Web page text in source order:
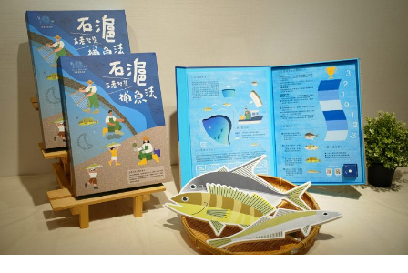
魚
桌
遊
教